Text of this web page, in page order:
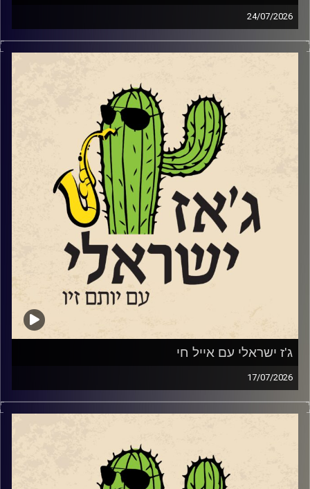
24/07/2026
מאז ה 7.10.2023, הביטוי שנאת אחים או שנאת חינם או סתם
אפילו סתם שנאה, מקבל משמעות אחרת. ולצערינו לרבים מידי
מפתיע, לא אצל כולם זו אהבת חינם. אבל אנחנו תוכנית קירוב
לבבות תמידית שמנסה לקרב אוהבי מוזיקה ישראלים לג'ז
הישראלי. ואנחנו עושים זאת באהבה גדולה. אהבת חינם…
השבוע בגלל שעברנו את תשעה באב ובגלל שאנחנו תוכנית
ישראלית, שמענו הרבה יותר שירים עם מילים אבל גם מוזיקה
אינסטרומנטלית ללב ולנשמה.
קרדיט תמונות: רותם בר-אילן
ג'ז ישראלי עם אייל חי
17/07/2026
אייל חי,
Www.Instagram.com/eyalhai
סקסופוניסט, מלחין וזמר משיק בסוף החודש את "אל התפל"
אלבומו השלישי והראשון בו הוא שר בעברית. מופע ההשקה